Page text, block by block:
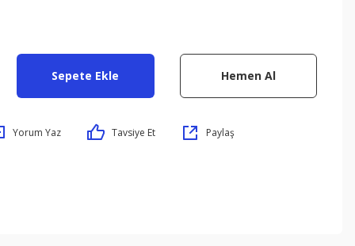
Sepete Ekle Hemen Al
Yorum Yaz Tavsiye Et Paylaş